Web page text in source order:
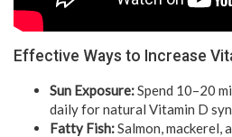
Effective Ways to Increase
Sun Exposure:Spend 10–20
daily for natural Vitamin D
Fatty Fish:Salmon, mackerel,